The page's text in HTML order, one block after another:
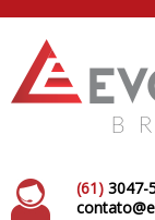
(61) 3047-